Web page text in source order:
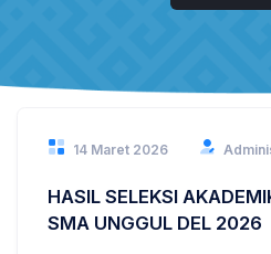
14 Maret 2026
HASIL SELEKSI
SMA UNGGUL DEL 2026